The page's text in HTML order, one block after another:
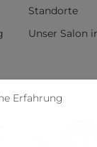
Standorte
Unser Salon
Erfahrung